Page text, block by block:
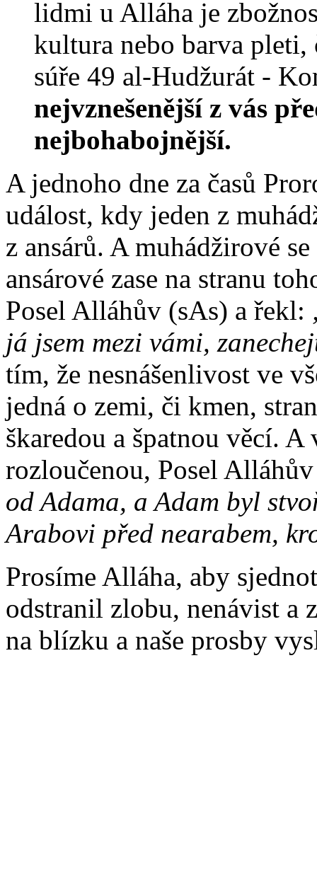
lidmi u Alláha je
kultura nebo barva
súře 49 al-Hudžurát -
nejvznešenější z vás
nejbohabojnější.
A jednoho dne za časů
událost, kdy jeden z
z ansárů. A muhádžirové
ansárové zase na stranu
Posel Alláhův (sAs) a řekl:
já jsem mezi vámi,
tím, že nesnášenlivost ve
jedná o zemi, či kmen,
škaredou a špatnou věcí.
rozloučenou, Posel
od Adama, a Adam byl
Arabovi před nearabem,
Prosíme Alláha, aby
odstranil zlobu, nenávist a
na blízku a naše prosby